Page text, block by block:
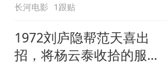
长河电影 1跟贴
1972刘庐隐帮范天喜出
招，将杨云泰收拾的服服